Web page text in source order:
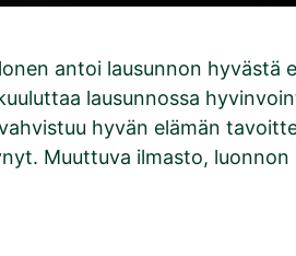
antoi lausunnon hyvästä
lausunnossa
hyvän elämän
Muuttuva ilmasto,